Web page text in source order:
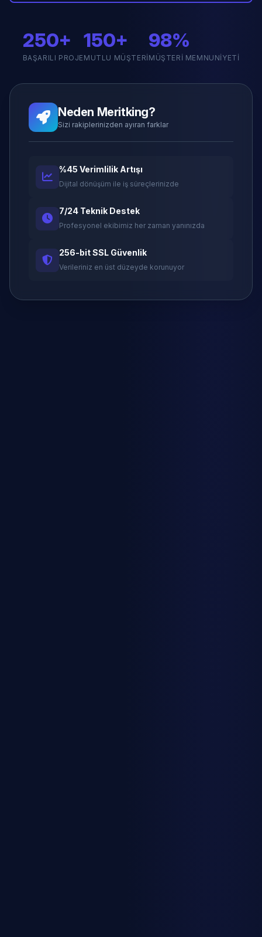
250+
BAŞARILI PROJE
150+
MUTLU MÜŞTERI
98%
MÜŞTERI MEMNUNIYETI
Neden Meritking?
Sizi rakiplerinizden ayıran farklar
%45 Verimlilik Artışı
Dijital dönüşüm ile iş süreçlerinizde
7/24 Teknik Destek
Profesyonel ekibimiz her zaman yanınızda
256-bit SSL Güvenlik
Verileriniz en üst düzeyde korunuyor